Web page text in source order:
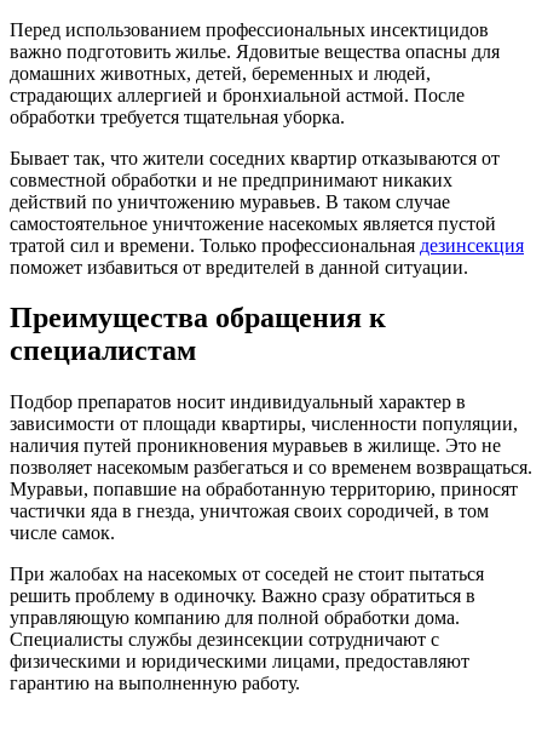
Перед использованием профессиональных инсектицидов
важно подготовить жилье. Ядовитые вещества опасны для
домашних животных, детей, беременных и людей,
страдающих аллергией и бронхиальной астмой. После
обработки требуется тщательная уборка.
Бывает так, что жители соседних квартир отказываются от
совместной обработки и не предпринимают никаких
действий по уничтожению муравьев. В таком случае
самостоятельное уничтожение насекомых является пустой
тратой сил и времени. Только профессиональная дезинсекция
поможет избавиться от вредителей в данной ситуации.
Преимущества обращения к
специалистам
Подбор препаратов носит индивидуальный характер в
зависимости от площади квартиры, численности популяции,
наличия путей проникновения муравьев в жилище. Это не
позволяет насекомым разбегаться и со временем возвращаться.
Муравьи, попавшие на обработанную территорию, приносят
частички яда в гнезда, уничтожая своих сородичей, в том
числе самок.
При жалобах на насекомых от соседей не стоит пытаться
решить проблему в одиночку. Важно сразу обратиться в
управляющую компанию для полной обработки дома.
Специалисты службы дезинсекции сотрудничают с
физическими и юридическими лицами, предоставляют
гарантию на выполненную работу.